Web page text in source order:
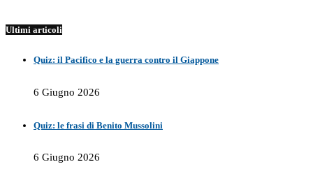
Ultimi articoli
Quiz: il Pacifico e la guerra contro il Giappone
6 Giugno 2026
Quiz: le frasi di Benito Mussolini
6 Giugno 2026